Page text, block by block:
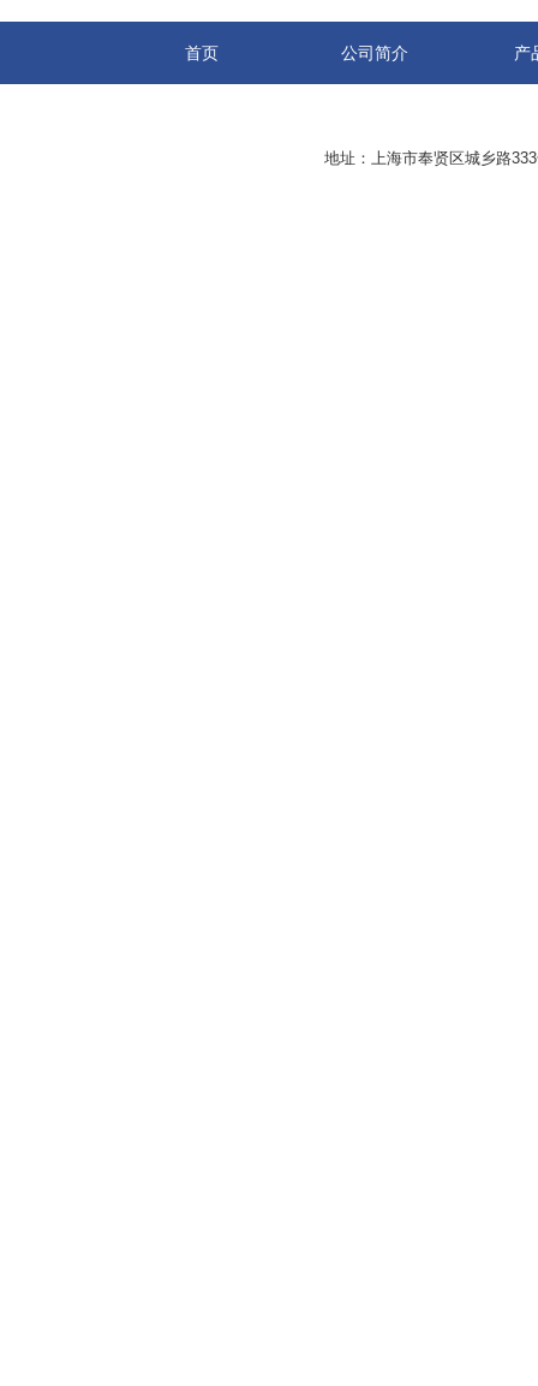
首页 公司简介 产
地址：上海市奉贤区城乡路